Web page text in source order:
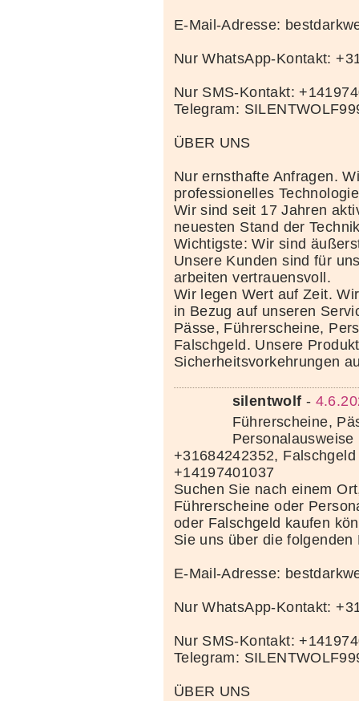
E-Mail-Adresse:
Nur WhatsApp-Kontakt:
Nur SMS-Kontakt:
Telegram:
ÜBER UNS
Nur ernsthafte Anfragen.
professionelles
Wir sind seit 17 Jahren
neuesten Stand der
Wichtigste: Wir sind
Unsere Kunden sind für
arbeiten vertrauensvoll.
Wir legen Wert auf Zeit.
in Bezug auf unseren
Pässe, Führerscheine,
Falschgeld. Unsere
Sicherheitsvorkehrungen
silentwolf -
Führerscheine,
+31684242352,
+14197401037
Suchen Sie nach einem
Führerscheine oder
oder Falschgeld kaufen
Sie uns über die folgenden
E-Mail-Adresse:
Nur WhatsApp-Kontakt:
Nur SMS-Kontakt:
Telegram:
ÜBER UNS